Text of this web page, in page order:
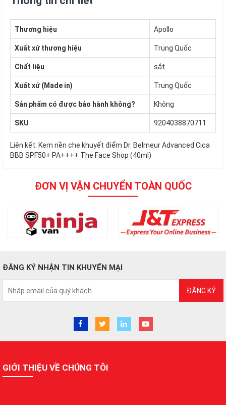
Thương hiệu Apollo
Xuất xứ thương hiệu Trung Quốc
Chất liệu sắt
Xuất xứ (Made in) Trung Quốc
Sản phẩm có được bảo hành không? Không
SKU 9204038870711
Liên kết: Kem nền che khuyết điểm Dr. Belmeur Advanced Cica
BBB SPF50+ PA++++ The Face Shop (40ml)
ĐƠN VỊ VẬN CHUYỂN TOÀN QUỐC
ĐĂNG KÝ NHẬN TIN KHUYẾN MẠI
ĐĂNG KÝ
GIỚI THIỆU VỀ CHÚNG TÔI